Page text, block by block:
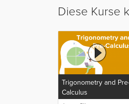
Diese Kurse
Trigonometry and
Calculus